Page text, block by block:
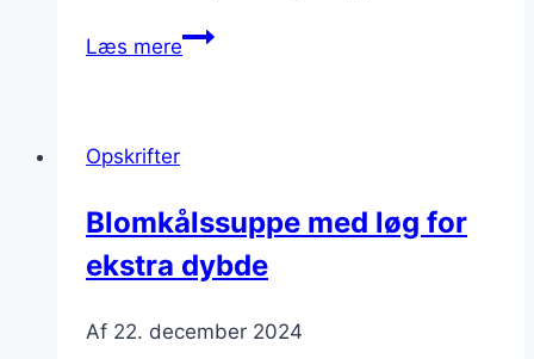
Læs mereBlomkålssuppe
Opskrifter
Blomkålssuppe med løg for
ekstra dybde
Af 22. december 2024